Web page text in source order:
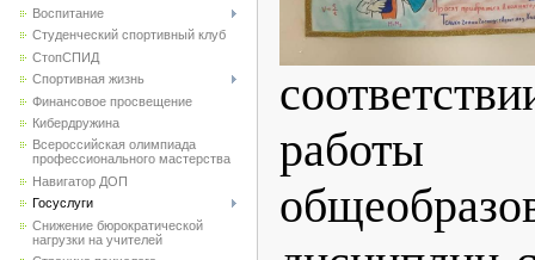
Воспитание
Студенческий спортивный клуб
CтопСПИД
Спортивная жизнь
Финансовое просвещение
Кибердружина
Всероссийская олимпиада
профессионального мастерства
Навигатор ДОП
Госуслуги
Снижение бюрократической
нагрузки на учителей